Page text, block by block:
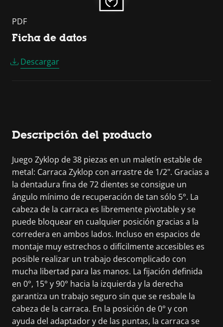
PDF
Ficha de datos
Descargar
Descripción del producto
Juego Zyklop de 38 piezas en un maletín estable de
metal: Carraca Zyklop con arrastre de 1/2". Gracias a
la dentadura fina de 72 dientes se consigue un
ángulo mínimo de recuperación de tan sólo 5°. La
cabeza de la carraca es libremente pivotable y se
puede bloquear en cualquier posición gracias a la
corredera en ambos lados. Incluso en espacios de
montaje muy estrechos o difícilmente accesibles es
posible realizar un trabajo descomplicado con
mucha libertad para las manos. La fijación definida
en 0°, 15° y 90° hacia la izquierda y la derecha
garantiza un trabajo seguro sin que se resbale la
cabeza de la carraca. En la posición de 0° y con
ayuda del adaptador y de las puntas, la carraca se